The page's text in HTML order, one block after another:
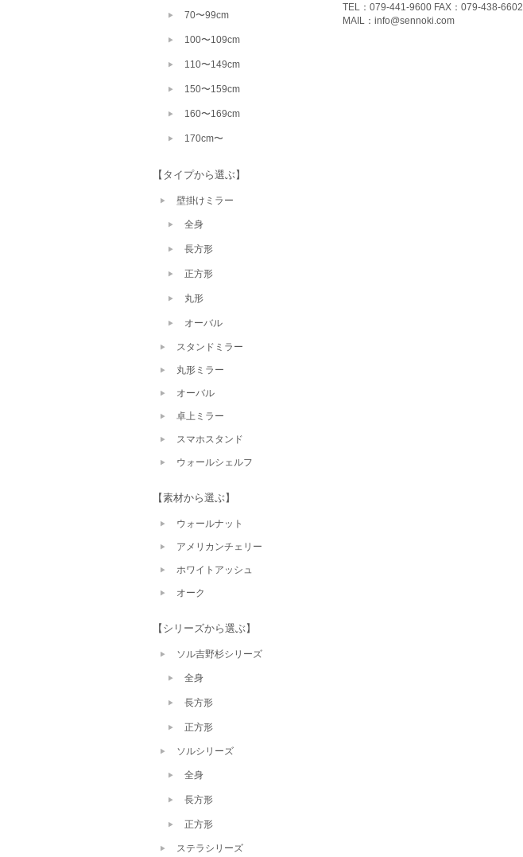
TEL：079-441-9600 FAX：079-438-6602
MAIL： info@sennoki.com
70〜99cm
100〜109cm
110〜149cm
150〜159cm
160〜169cm
170cm〜
【タイプから選ぶ】
壁掛けミラー
全身
長方形
正方形
丸形
オーバル
スタンドミラー
丸形ミラー
オーバル
卓上ミラー
スマホスタンド
ウォールシェルフ
【素材から選ぶ】
ウォールナット
アメリカンチェリー
ホワイトアッシュ
オーク
【シリーズから選ぶ】
ソル吉野杉シリーズ
全身
長方形
正方形
ソルシリーズ
全身
長方形
正方形
ステラシリーズ